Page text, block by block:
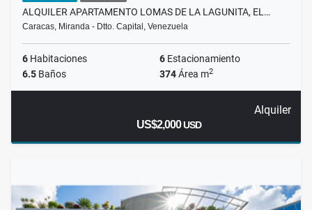
ALQUILER APARTAMENTO LOMAS DE LA LAGUNITA, EL…
Caracas, Miranda - Dtto. Capital, Venezuela
6 Habitaciones 6 Estacionamiento
6.5 Baños 374Área m2
Alquiler
US$2,000USD